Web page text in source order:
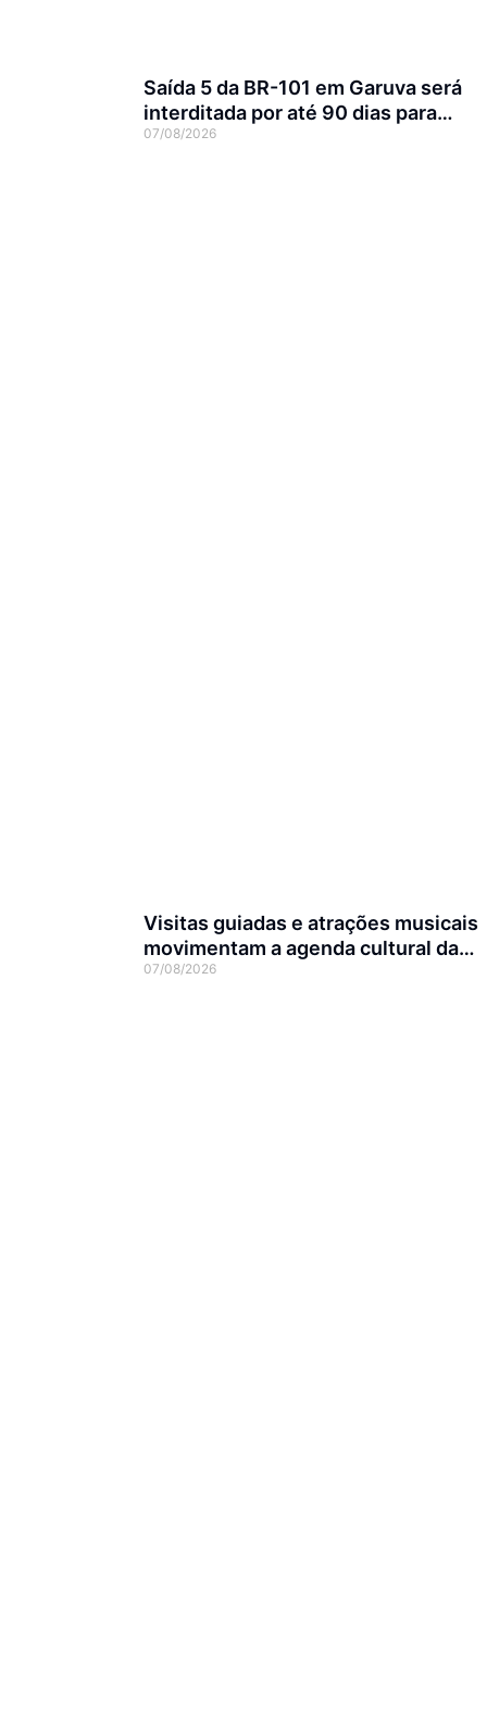
Saída 5 da BR-101 em Garuva será
interditada por até 90 dias para
obras
07/08/2026
Visitas guiadas e atrações musicais
movimentam a agenda cultural da
semana em Joinville
07/08/2026